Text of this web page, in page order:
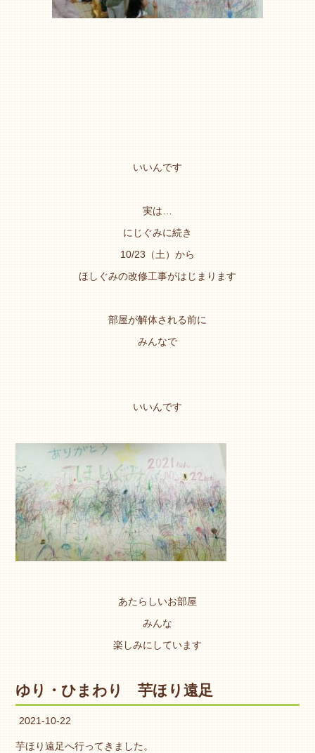
いいんです
実は…
にじぐみに続き
10/23（土）から
ほしぐみの改修工事がはじまります
部屋が解体される前に
みんなで
いいんです
あたらしいお部屋
みんな
楽しみにしています
ゆり・ひまわり 芋ほり遠足
2021-10-22
芋ほり遠足へ行ってきました。